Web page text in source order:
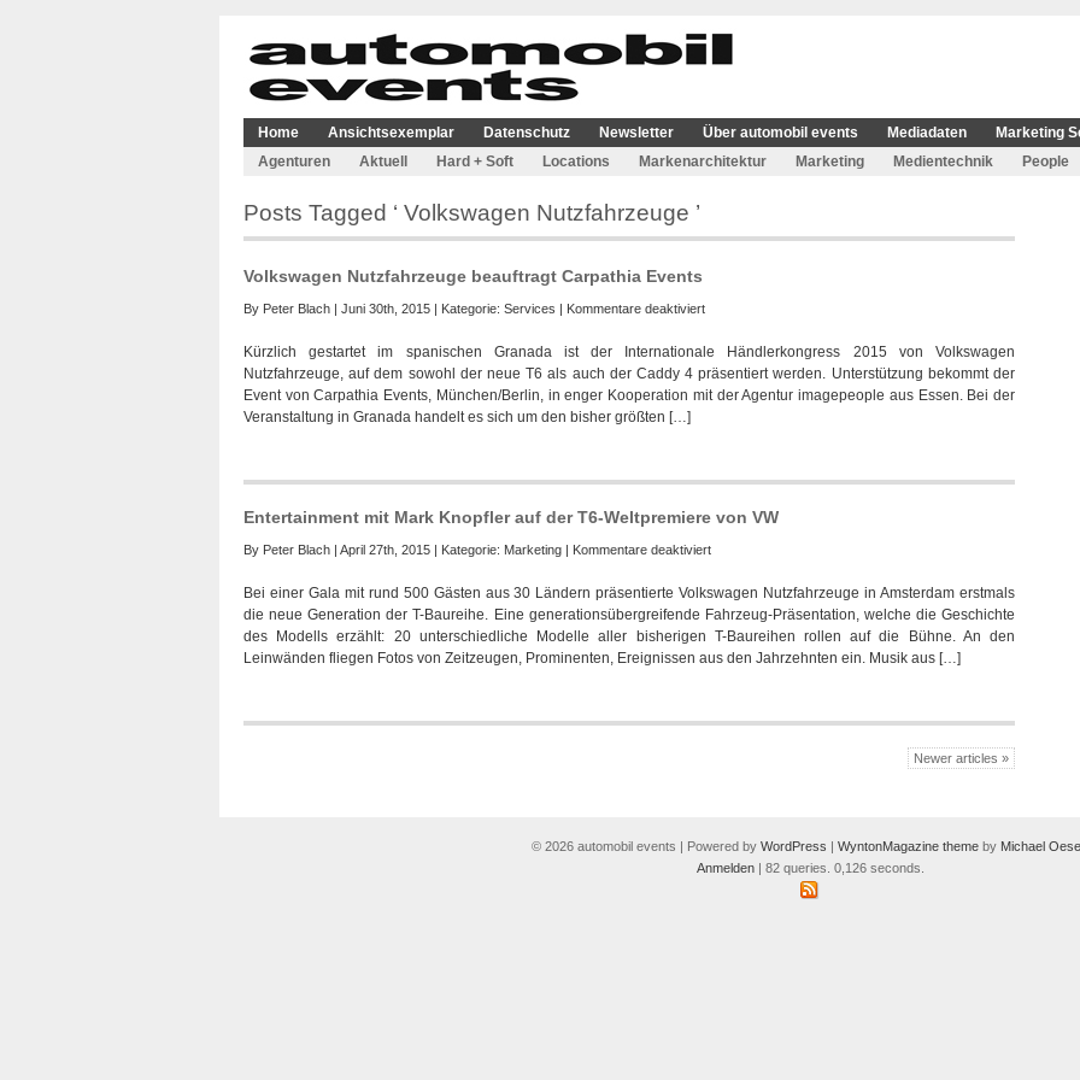
Home Ansichtsexemplar Datenschutz Newsletter Über automobil events Mediadaten
Marketing
Agenturen
Aktuell Hard + Soft Locations Markenarchitektur Marketing Medientechnik People
Posts Tagged ‘ Volkswagen Nutzfahrzeuge ’
Volkswagen Nutzfahrzeuge beauftragt Carpathia Events
By Peter Blach | Juni 30th, 2015 | Kategorie: Services | Kommentare deaktiviertfür
Nutzfahrzeuge
beauftragt
Carpathia
Kürzlich gestartet im spanischen Granada ist der Internationale Händlerkongress 2015 von Volkswagen
Nutzfahrzeuge, auf dem sowohl der neue T6 als auch der Caddy 4 präsentiert werden. Unterstützung bekommt der
Event von Carpathia Events, München/Berlin, in enger Kooperation mit der Agentur imagepeople aus Essen. Bei der
Veranstaltung in Granada handelt es sich um den bisher größten […]
Entertainment mit Mark Knopfler auf der T6-Weltpremiere von VW
By Peter Blach | April 27th, 2015 | Kategorie: Marketing | Kommentare deaktiviertfür
mit
Mark
Knopfler
auf
Weltpremiere
Bei einer Gala mit rund 500 Gästen aus 30 Ländern präsentierte Volkswagen Nutzfahrzeuge in Amsterdam erstmals
die neue Generation der T-Baureihe. Eine generationsübergreifende Fahrzeug-Präsentation, welche die Geschichte
des Modells erzählt: 20 unterschiedliche Modelle aller bisherigen T-Baureihen rollen auf die Bühne. An den
Leinwänden fliegen Fotos von Zeitzeugen, Prominenten, Ereignissen aus den Jahrzehnten ein. Musik aus […]
Newer articles »
© 2026 automobil events | Powered by WordPress | WyntonMagazine theme by Michael
Anmelden| 82 queries. 0,126 seconds.